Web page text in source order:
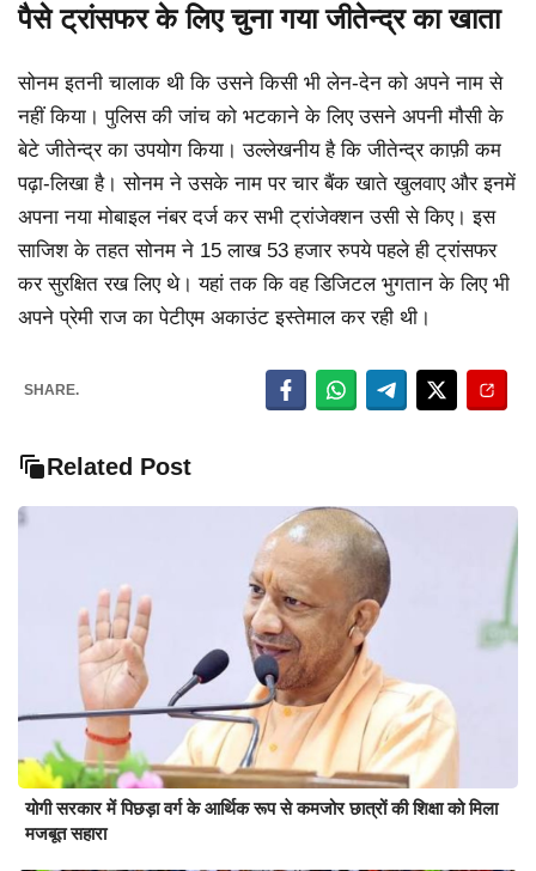
पैसे ट्रांसफर के लिए चुना गया जीतेन्द्र का खाता
सोनम इतनी चालाक थी कि उसने किसी भी लेन-देन को अपने नाम से
नहीं किया। पुलिस की जांच को भटकाने के लिए उसने अपनी मौसी के
बेटे जीतेन्द्र का उपयोग किया। उल्लेखनीय है कि जीतेन्द्र काफ़ी कम
पढ़ा-लिखा है। सोनम ने उसके नाम पर चार बैंक खाते खुलवाए और इनमें
अपना नया मोबाइल नंबर दर्ज कर सभी ट्रांजेक्शन उसी से किए। इस
साजिश के तहत सोनम ने 15 लाख 53 हजार रुपये पहले ही ट्रांसफर
कर सुरक्षित रख लिए थे। यहां तक कि वह डिजिटल भुगतान के लिए भी
अपने प्रेमी राज का पेटीएम अकाउंट इस्तेमाल कर रही थी।
SHARE.
Related Post
योगी सरकार में पिछड़ा वर्ग के आर्थिक रूप से कमजोर छात्रों की शिक्षा को मिला
मजबूत सहारा